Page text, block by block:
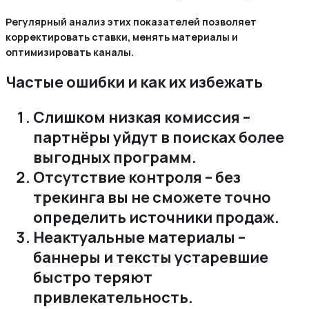
Регулярный анализ этих показателей позволяет
корректировать ставки‚ менять материалы и
оптимизировать каналы.
Частые ошибки и как их избежать
Слишком низкая комиссия –
партнёры уйдут в поисках более
выгодных программ.
Отсутствие контроля – без
трекинга вы не сможете точно
определить источники продаж.
Неактуальные материалы –
баннеры и тексты устаревшие
быстро теряют
привлекательность.